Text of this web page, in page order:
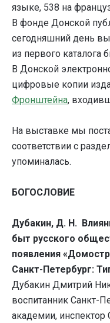
языке, 538 на
В фонде Донской
сегодняшний день
из первого каталога
В Донской
цифровые копии
Фронштейна,
На выставке мы
соответствии с
упоминалась.
БОГОСЛОВИЕ
Дубакин, Д. Н.
быт русского
появления
Санкт-Петербург:
Дубакин Дмитрий
воспитанник Санкт-
академии,